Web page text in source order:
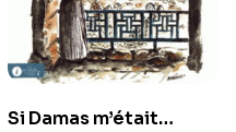
Si Damas m’était